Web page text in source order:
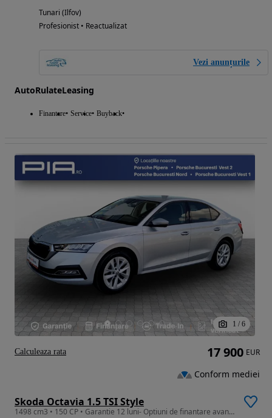
Tunari (Ilfov)
Profesionist • Reactualizat
Vezi anunțurile
AutoRulateLeasing
Finantare Service Buyback
1 / 6
Skoda Octavia 1.5 TSI Style
1498 cm3 • 150 CP • Garantie 12 luni- Optiuni de finantare avantajoase
17 900 EUR
Conform mediei
Calculeaza rata